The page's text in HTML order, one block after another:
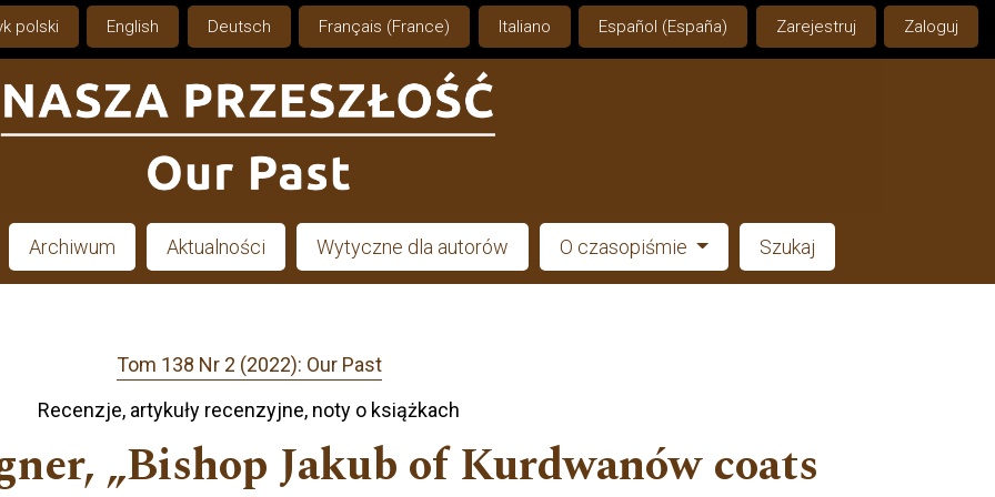
polski English Deutsch Français (France) Italiano Español (España) Zarejestruj Zaloguj
Archiwum Aktualności Wytyczne dla autorów O czasopiśmie Szukaj
Tom 138 Nr 2 (2022): Our Past
Recenzje, artykuły recenzyjne, noty o książkach
„Bishop Jakub of Kurdwanów coats